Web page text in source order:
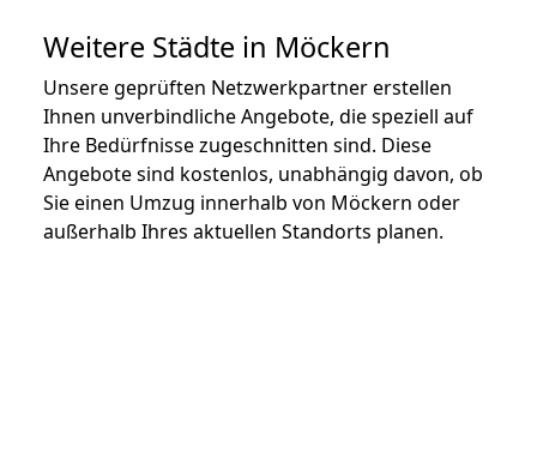
Weitere Städte in Möckern
Unsere geprüften Netzwerkpartner erstellen
Ihnen unverbindliche Angebote, die speziell auf
Ihre Bedürfnisse zugeschnitten sind. Diese
Angebote sind kostenlos, unabhängig davon, ob
Sie einen Umzug innerhalb von Möckern oder
außerhalb Ihres aktuellen Standorts planen.